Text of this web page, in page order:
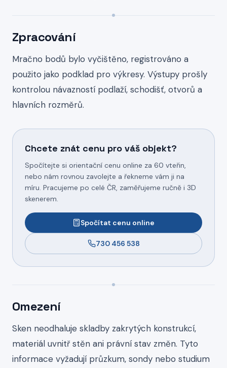
Zpracování
Mračno bodů bylo vyčištěno, registrováno a
použito jako podklad pro výkresy. Výstupy prošly
kontrolou návazností podlaží, schodišť, otvorů a
hlavních rozměrů.
Chcete znát cenu pro váš objekt?
Spočítejte si orientační cenu online za 60 vteřin,
nebo nám rovnou zavolejte a řekneme vám ji na
míru. Pracujeme po celé ČR, zaměřujeme ručně i 3D
skenerem.
Spočítat cenu online
730 456 538
Omezení
Sken neodhaluje skladby zakrytých konstrukcí,
materiál uvnitř stěn ani právní stav změn. Tyto
informace vyžadují průzkum, sondy nebo studium